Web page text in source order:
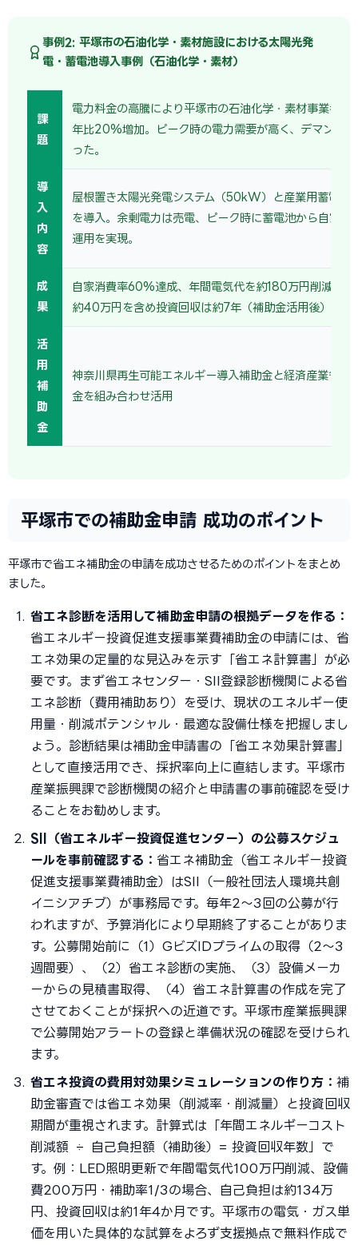
事例2: 平塚市の石油化学・素材施設における太陽光発
電・蓄電池導入事例（石油化学・素材）
課
題
電力料金の高騰により平塚市の石油化学・素材事業者の
年比20%増加。ピーク時の電力需要が高く、デマンド
った。
導
入
内
容
屋根置き太陽光発電システム（50kW）と産業用蓄電
を導入。余剰電力は売電、ピーク時に蓄電池から自家消
運用を実現。
成
果
自家消費率60%達成、年間電気代を約180万円削減。売
約40万円を含め投資回収は約7年（補助金活用後）。
活
用
補
助
金
神奈川県再生可能エネルギー導入補助金と経済産業省の
金を組み合わせ活用
平塚市での補助金申請 成功のポイント
平塚市で省エネ補助金の申請を成功させるためのポイントをまとめ
ました。
省エネ診断を活用して補助金申請の根拠データを作る：
省エネルギー投資促進支援事業費補助金の申請には、省
エネ効果の定量的な見込みを示す「省エネ計算書」が必
要です。まず省エネセンター・SII登録診断機関による省
エネ診断（費用補助あり）を受け、現状のエネルギー使
用量・削減ポテンシャル・最適な設備仕様を把握しまし
ょう。診断結果は補助金申請書の「省エネ効果計算書」
として直接活用でき、採択率向上に直結します。平塚市
産業振興課で診断機関の紹介と申請書の事前確認を受け
ることをお勧めします。
SII（省エネルギー投資促進センター）の公募スケジュ
ールを事前確認する： 省エネ補助金（省エネルギー投資
促進支援事業費補助金）はSII（一般社団法人環境共創
イニシアチブ）が事務局です。毎年2〜3回の公募が行
われますが、予算消化により早期終了することがありま
す。公募開始前に（1）GビズIDプライムの取得（2〜3
週間要）、（2）省エネ診断の実施、（3）設備メーカ
ーからの見積書取得、（4）省エネ計算書の作成を完了
させておくことが採択への近道です。平塚市産業振興課
で公募開始アラートの登録と準備状況の確認を受けられ
ます。
省エネ投資の費用対効果シミュレーションの作り方： 補
助金審査では省エネ効果（削減率・削減量）と投資回収
期間が重視されます。計算式は「年間エネルギーコスト
削減額 ÷ 自己負担額（補助後）= 投資回収年数」で
す。例：LED照明更新で年間電気代100万円削減、設備
費200万円・補助率1/3の場合、自己負担は約134万
円、投資回収は約1年4か月です。平塚市の電気・ガス単
価を用いた具体的な試算をよろず支援拠点で無料作成で